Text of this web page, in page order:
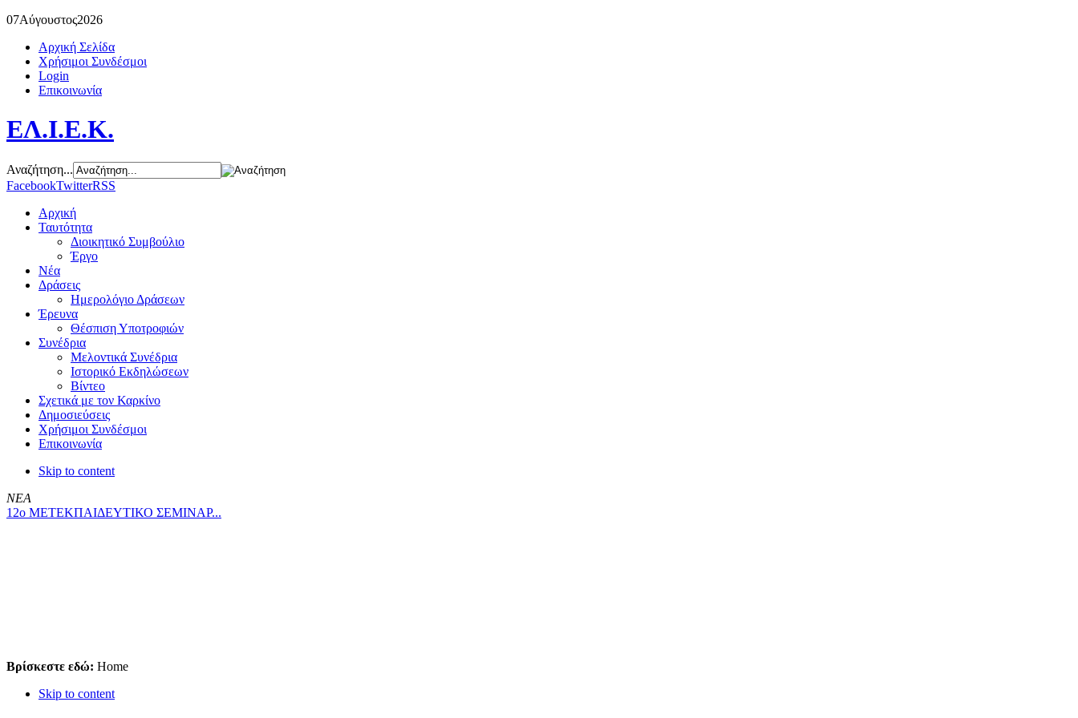
07Αύγουστος2026
Αρχική Σελίδα
Χρήσιμοι Συνδέσμοι
Login
Επικοινωνία
ΕΛ.Ι.Ε.Κ.
Αναζήτηση...
FacebookTwitterRSS
Αρχική
Ταυτότητα
Διοικητικό Συμβούλιο
Έργο
Νέα
Δράσεις
Ημερολόγιο Δράσεων
Έρευνα
Θέσπιση Υποτροφιών
Συνέδρια
Μελοντικά Συνέδρια
Ιστορικό Εκδηλώσεων
Βίντεο
Σχετικά με τον Καρκίνο
Δημοσιεύσεις
Χρήσιμοι Συνδέσμοι
Επικοινωνία
Skip to content
ΝΕΑ
12ο ΜΕΤΕΚΠΑΙΔΕΥΤΙΚΟ ΣΕΜΙΝΑΡ...
Βρίσκεστε εδώ: Home
Skip to content